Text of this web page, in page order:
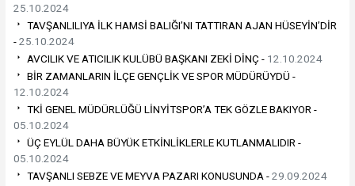
25.10.2024
TAVŞANLILIYA İLK HAMSİ BALIĞI’NI TATTIRAN AJAN HÜSEYİN’DİR
-25.10.2024
AVCILIK VE ATICILIK KULÜBÜ BAŞKANI ZEKİ DİNÇ - 12.10.2024
BİR ZAMANLARIN İLÇE GENÇLİK VE SPOR MÜDÜRÜYDÜ -
12.10.2024
TKİ GENEL MÜDÜRLÜĞÜ LİNYİTSPOR’A TEK GÖZLE BAKIYOR -
05.10.2024
ÜÇ EYLÜL DAHA BÜYÜK ETKİNLİKLERLE KUTLANMALIDIR -
05.10.2024
TAVŞANLI SEBZE VE MEYVA PAZARI KONUSUNDA -29.09.2024